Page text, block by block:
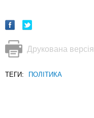
Друкована версія
ТЕГИ: ПОЛІТИКА